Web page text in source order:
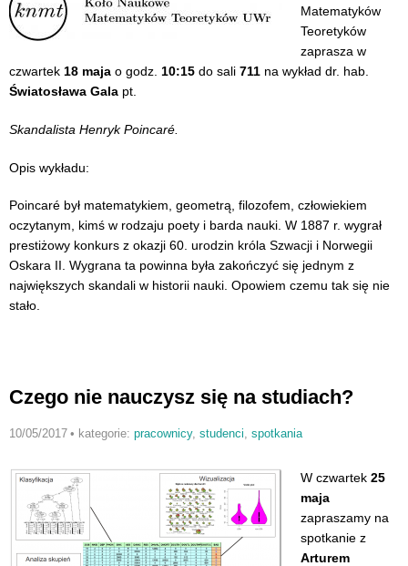
Matematyków
Teoretyków
zaprasza w
czwartek 18 maja o godz. 10:15 do sali 711 na wykład dr. hab.
Światosława Gala pt.
Skandalista Henryk Poincaré.
Opis wykładu:
Poincaré był matematykiem, geometrą, filozofem, człowiekiem
oczytanym, kimś w rodzaju poety i barda nauki. W 1887 r. wygrał
prestiżowy konkurs z okazji 60. urodzin króla Szwacji i Norwegii
Oskara II. Wygrana ta powinna była zakończyć się jednym z
największych skandali w historii nauki. Opowiem czemu tak się nie
stało.
Czego nie nauczysz się na studiach?
10/05/2017 • kategorie: pracownicy, studenci spotkania
W czwartek 25
maja
zapraszamy na
spotkanie z
Arturem